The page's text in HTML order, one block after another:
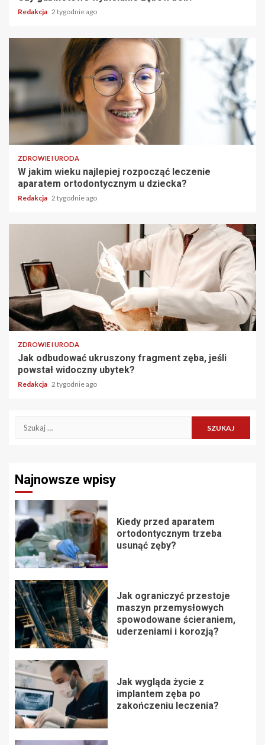
Redakcja 2 tygodnie ago
ZDROWIE I URODA
W jakim wieku najlepiej rozpocząć leczenie
aparatem ortodontycznym u dziecka?
Redakcja 2 tygodnie ago
ZDROWIE I URODA
Jak odbudować ukruszony fragment zęba, jeśli
powstał widoczny ubytek?
Redakcja 2 tygodnie ago
Szukaj:
Najnowsze wpisy
Kiedy przed aparatem
ortodontycznym trzeba
usunąć zęby?
Jak ograniczyć przestoje
maszyn przemysłowych
spowodowane ścieraniem,
uderzeniami i korozją?
Jak wygląda życie z
implantem zęba po
zakończeniu leczenia?